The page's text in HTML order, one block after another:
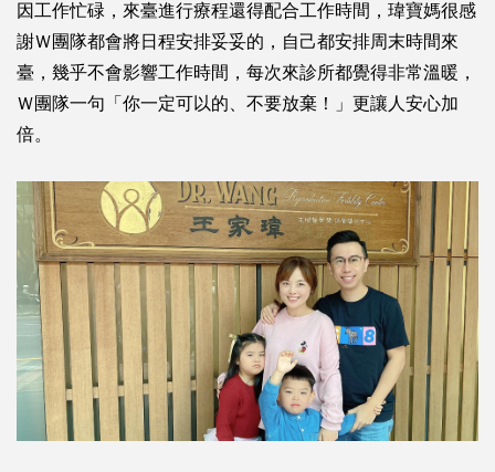
因工作忙碌，來臺進行療程還得配合工作時間，瑋寶媽很感
謝Ｗ團隊都會將日程安排妥妥的，自己都安排周末時間來
臺，幾乎不會影響工作時間，每次來診所都覺得非常溫暖，
Ｗ團隊一句「你一定可以的、不要放棄！」更讓人安心加
倍。